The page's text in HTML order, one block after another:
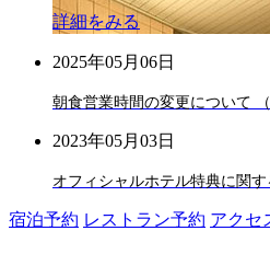
詳細をみる
2025年05月06日
朝食営業時間の変更について （
2023年05月03日
オフィシャルホテル特典に関
宿泊予約 レストラン予約 アクセ